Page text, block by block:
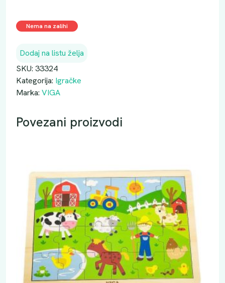
Nema na zalihi
Dodaj na listu želja
SKU: 33324
Kategorija: Igračke
Marka: VIGA
Povezani proizvodi